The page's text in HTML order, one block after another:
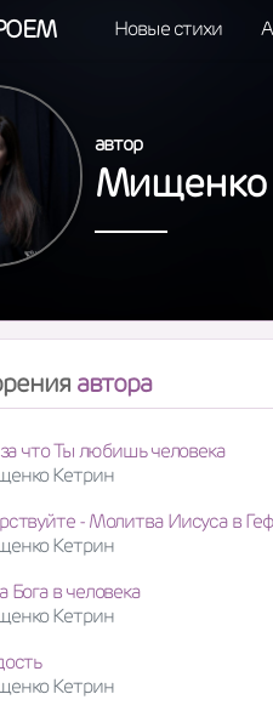
Новые стихи
автор
Мищенко
автора
за что Ты любишь человека
Кетрин
- Молитва Иисуса в
Кетрин
Бога в человека
Кетрин
Кетрин